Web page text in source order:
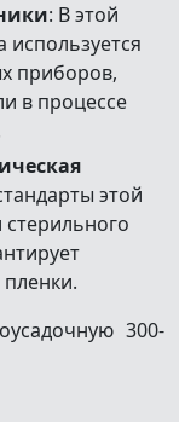
: В этой
используется
приборов,
в процессе
этой